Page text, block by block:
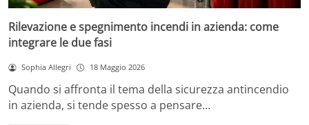
Rilevazione e spegnimento incendi in azienda: come
integrare le due fasi
Sophia Allegri 18 Maggio 2026
Quando si affronta il tema della sicurezza antincendio
in azienda, si tende spesso a pensare…